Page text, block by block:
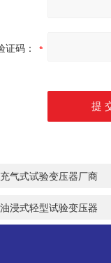
证码：
充气式试验变压器厂商
油浸式轻型试验变压器